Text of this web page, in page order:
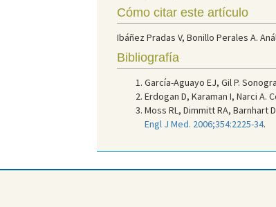
Cómo citar este artículo
Ibáñez Pradas V, Bonillo Perales A.
Bibliografía
García-Aguayo EJ, Gil P.
Erdogan D, Karaman I, Narci
Moss RL, Dimmitt RA,
Engl J Med. 2006;354:2225-34.